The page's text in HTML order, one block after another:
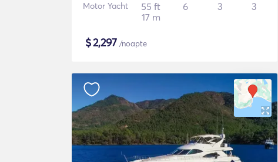
Motor Yacht
55 ft
17 m
6 3 3
$2,297 /noapte